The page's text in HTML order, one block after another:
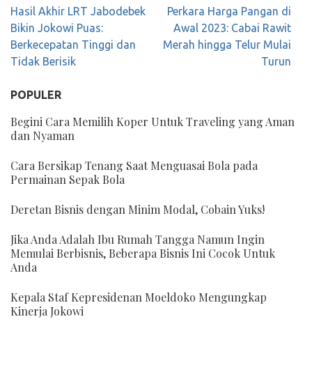
Navigasi
pos
Hasil Akhir LRT Jabodebek
Bikin Jokowi Puas:
Berkecepatan Tinggi dan
Tidak Berisik
Perkara Harga Pangan di
Awal 2023: Cabai Rawit
Merah hingga Telur Mulai
Turun
POPULER
Begini Cara Memilih Koper Untuk Traveling yang Aman
dan Nyaman
Cara Bersikap Tenang Saat Menguasai Bola pada
Permainan Sepak Bola
Deretan Bisnis dengan Minim Modal, Cobain Yuks!
Jika Anda Adalah Ibu Rumah Tangga Namun Ingin
Memulai Berbisnis, Beberapa Bisnis Ini Cocok Untuk
Anda
Kepala Staf Kepresidenan Moeldoko Mengungkap
Kinerja Jokowi